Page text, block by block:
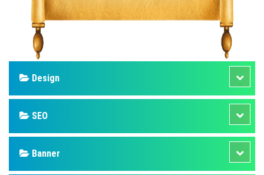
Design
SEO
Banner